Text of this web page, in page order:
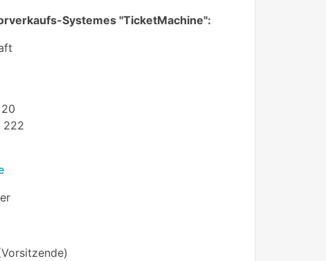
Systemes "TicketMachine":
222